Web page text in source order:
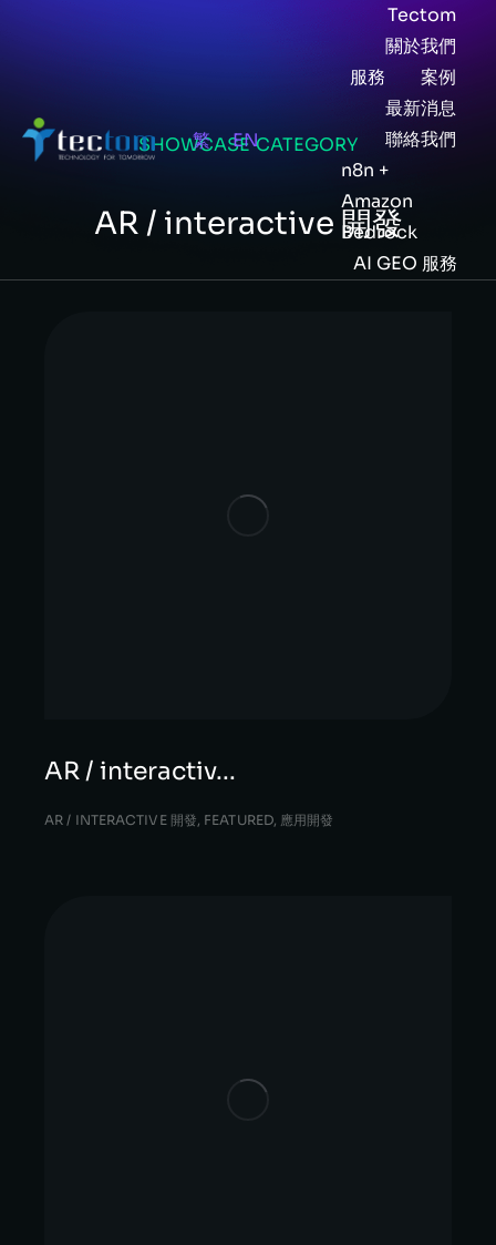
Tectom
關於我們
服務
案例
最新消息
聯絡我們
n8n +
Amazon
Bedrock
AI GEO 服務
繁 EN
SHOWCASE CATEGORY
AR / interactive 開發
AR / interactiv...
AR / INTERACTIVE 開發, FEATURED, 應用開發